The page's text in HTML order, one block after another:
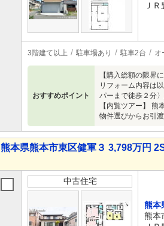
Ｊ
3階建て以上 駐車場あり 駐車2台 オ
おすすめポイント
【購入総額の限界
リフォーム内容は
パーまで徒歩２分
【内覧ツアー】
物件選びからお引
熊本県熊本市東区健軍３ 3,798万円
中古住宅
熊本
熊本